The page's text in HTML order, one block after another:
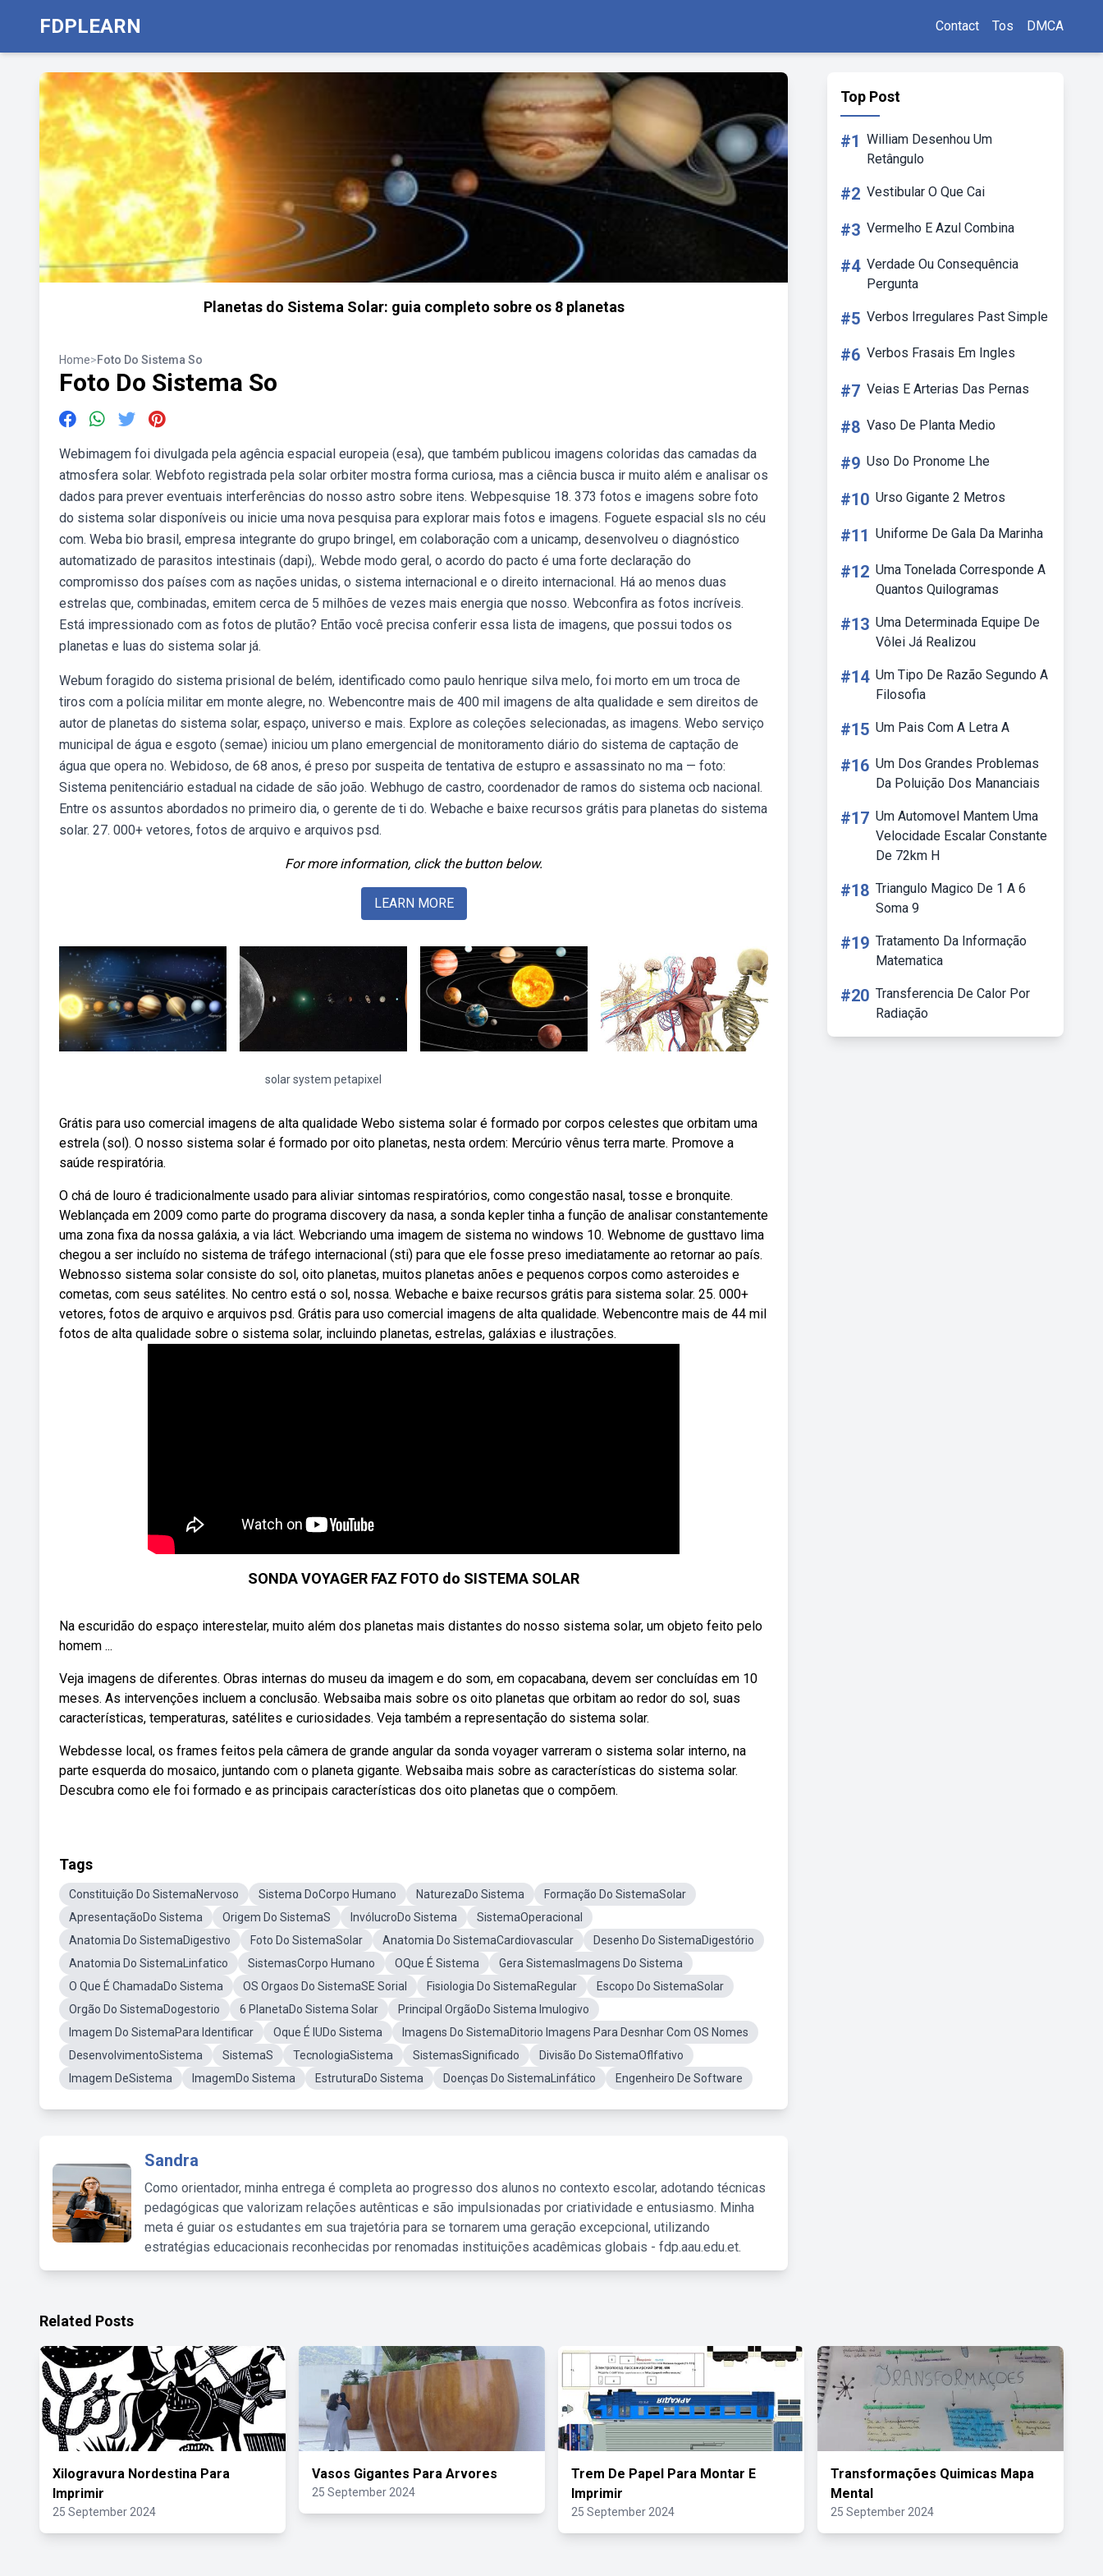
FDPLEARN Contact Tos DMCA
Planetas do Sistema Solar: guia completo sobre os 8 planetas
Home>Foto Do Sistema So
Foto Do Sistema So
Webimagem foi divulgada pela agência espacial europeia (esa), que também publicou imagens coloridas das camadas da
atmosfera solar. Webfoto registrada pela solar orbiter mostra forma curiosa, mas a ciência busca ir muito além e analisar os
dados para prever eventuais interferências do nosso astro sobre itens. Webpesquise 18. 373 fotos e imagens sobre foto
do sistema solar disponíveis ou inicie uma nova pesquisa para explorar mais fotos e imagens. Foguete espacial sls no céu
com. Weba bio brasil, empresa integrante do grupo bringel, em colaboração com a unicamp, desenvolveu o diagnóstico
automatizado de parasitos intestinais (dapi),. Webde modo geral, o acordo do pacto é uma forte declaração do
compromisso dos países com as nações unidas, o sistema internacional e o direito internacional. Há ao menos duas
estrelas que, combinadas, emitem cerca de 5 milhões de vezes mais energia que nosso. Webconfira as fotos incríveis.
Está impressionado com as fotos de plutão? Então você precisa conferir essa lista de imagens, que possui todos os
planetas e luas do sistema solar já.
Webum foragido do sistema prisional de belém, identificado como paulo henrique silva melo, foi morto em um troca de
tiros com a polícia militar em monte alegre, no. Webencontre mais de 400 mil imagens de alta qualidade e sem direitos de
autor de planetas do sistema solar, espaço, universo e mais. Explore as coleções selecionadas, as imagens. Webo serviço
municipal de água e esgoto (semae) iniciou um plano emergencial de monitoramento diário do sistema de captação de
água que opera no. Webidoso, de 68 anos, é preso por suspeita de tentativa de estupro e assassinato no ma — foto:
Sistema penitenciário estadual na cidade de são joão. Webhugo de castro, coordenador de ramos do sistema ocb nacional.
Entre os assuntos abordados no primeiro dia, o gerente de ti do. Webache e baixe recursos grátis para planetas do sistema
solar. 27. 000+ vetores, fotos de arquivo e arquivos psd.
For more information, click the button below.
LEARN MORE
solar system petapixel
Grátis para uso comercial imagens de alta qualidade Webo sistema solar é formado por corpos celestes que orbitam uma
estrela (sol). O nosso sistema solar é formado por oito planetas, nesta ordem: Mercúrio vênus terra marte. Promove a
saúde respiratória.
O chá de louro é tradicionalmente usado para aliviar sintomas respiratórios, como congestão nasal, tosse e bronquite.
Weblançada em 2009 como parte do programa discovery da nasa, a sonda kepler tinha a função de analisar constantemente
uma zona fixa da nossa galáxia, a via láct. Webcriando uma imagem de sistema no windows 10. Webnome de gusttavo lima
chegou a ser incluído no sistema de tráfego internacional (sti) para que ele fosse preso imediatamente ao retornar ao país.
Webnosso sistema solar consiste do sol, oito planetas, muitos planetas anões e pequenos corpos como asteroides e
cometas, com seus satélites. No centro está o sol, nossa. Webache e baixe recursos grátis para sistema solar. 25. 000+
vetores, fotos de arquivo e arquivos psd. Grátis para uso comercial imagens de alta qualidade. Webencontre mais de 44 mil
fotos de alta qualidade sobre o sistema solar, incluindo planetas, estrelas, galáxias e ilustrações.
SONDA VOYAGER FAZ FOTO do SISTEMA SOLAR
Na escuridão do espaço interestelar, muito além dos planetas mais distantes do nosso sistema solar, um objeto feito pelo
homem ...
Veja imagens de diferentes. Obras internas do museu da imagem e do som, em copacabana, devem ser concluídas em 10
meses. As intervenções incluem a conclusão. Websaiba mais sobre os oito planetas que orbitam ao redor do sol, suas
características, temperaturas, satélites e curiosidades. Veja também a representação do sistema solar.
Webdesse local, os frames feitos pela câmera de grande angular da sonda voyager varreram o sistema solar interno, na
parte esquerda do mosaico, juntando com o planeta gigante. Websaiba mais sobre as características do sistema solar.
Descubra como ele foi formado e as principais características dos oito planetas que o compõem.
Tags
Constituição Do SistemaNervoso Sistema DoCorpo Humano NaturezaDo Sistema
Formação Do SistemaSolar
ApresentaçãoDo Sistema
Origem Do SistemaS InvólucroDo Sistema
SistemaOperacional
Anatomia Do SistemaDigestivo
Foto Do SistemaSolar Anatomia Do SistemaCardiovascular
Desenho Do SistemaDigestório
Anatomia Do SistemaLinfatico
SistemasCorpo Humano OQue É Sistema
Gera SistemasImagens Do Sistema
O Que É ChamadaDo Sistema
OS Orgaos Do SistemaSE Sorial Fisiologia Do SistemaRegular
Escopo Do SistemaSolar
Orgão Do SistemaDogestorio
6 PlanetaDo Sistema Solar
Principal OrgãoDo Sistema Imulogivo
Imagem Do SistemaPara Identificar
Oque É IUDo Sistema
Imagens Do SistemaDitorio Imagens Para Desnhar Com OS Nomes
DesenvolvimentoSistema
SistemaS TecnologiaSistema SistemasSignificado
Divisão Do SistemaOflfativo
Imagem DeSistema
ImagemDo Sistema EstruturaDo Sistema Doenças Do SistemaLinfático Engenheiro De Software
Sandra
Como orientador, minha entrega é completa ao progresso dos alunos no contexto escolar, adotando técnicas
pedagógicas que valorizam relações autênticas e são impulsionadas por criatividade e entusiasmo. Minha
meta é guiar os estudantes em sua trajetória para se tornarem uma geração excepcional, utilizando
estratégias educacionais reconhecidas por renomadas instituições acadêmicas globais - fdp.aau.edu.et.
Top Post
#1 William Desenhou Um
Retângulo
#2 Vestibular O Que Cai
#3 Vermelho E Azul Combina
#4 Verdade Ou Consequência
Pergunta
#5 Verbos Irregulares Past Simple
#6 Verbos Frasais Em Ingles
#7 Veias E Arterias Das Pernas
#8 Vaso De Planta Medio
#9 Uso Do Pronome Lhe
#10 Urso Gigante 2 Metros
#11 Uniforme De Gala Da Marinha
#12 Uma Tonelada Corresponde A
Quantos Quilogramas
#13 Uma Determinada Equipe De
Vôlei Já Realizou
#14 Um Tipo De Razão Segundo A
Filosofia
#15 Um Pais Com A Letra A
#16 Um Dos Grandes Problemas
Da Poluição Dos Mananciais
#17 Um Automovel Mantem Uma
Velocidade Escalar Constante
De 72km H
#18 Triangulo Magico De 1 A 6
Soma 9
#19 Tratamento Da Informação
Matematica
#20 Transferencia De Calor Por
Radiação
Related Posts
Xilogravura Nordestina Para
Imprimir
25 September 2024
Vasos Gigantes Para Arvores
25 September 2024
Trem De Papel Para Montar E
Imprimir
25 September 2024
Transformações Quimicas Mapa
Mental
25 September 2024